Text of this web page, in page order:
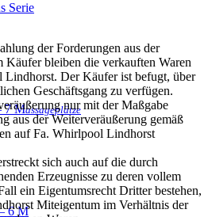
Serie
7 Massageplätze
6 M
der Forderungen aus der
Käufer bleiben die verkauften Waren
Der Käufer ist befugt, über
Geschäftsgang zu verfügen.
nur mit der Maßgabe
aus der Weiterveräußerung gemäß
auf Fa. Whirlpool Lindhorst
sich auch auf die durch
Erzeugnisse zu deren vollem
ein Eigentumsrecht Dritter bestehen,
Miteigentum im Verhältnis der